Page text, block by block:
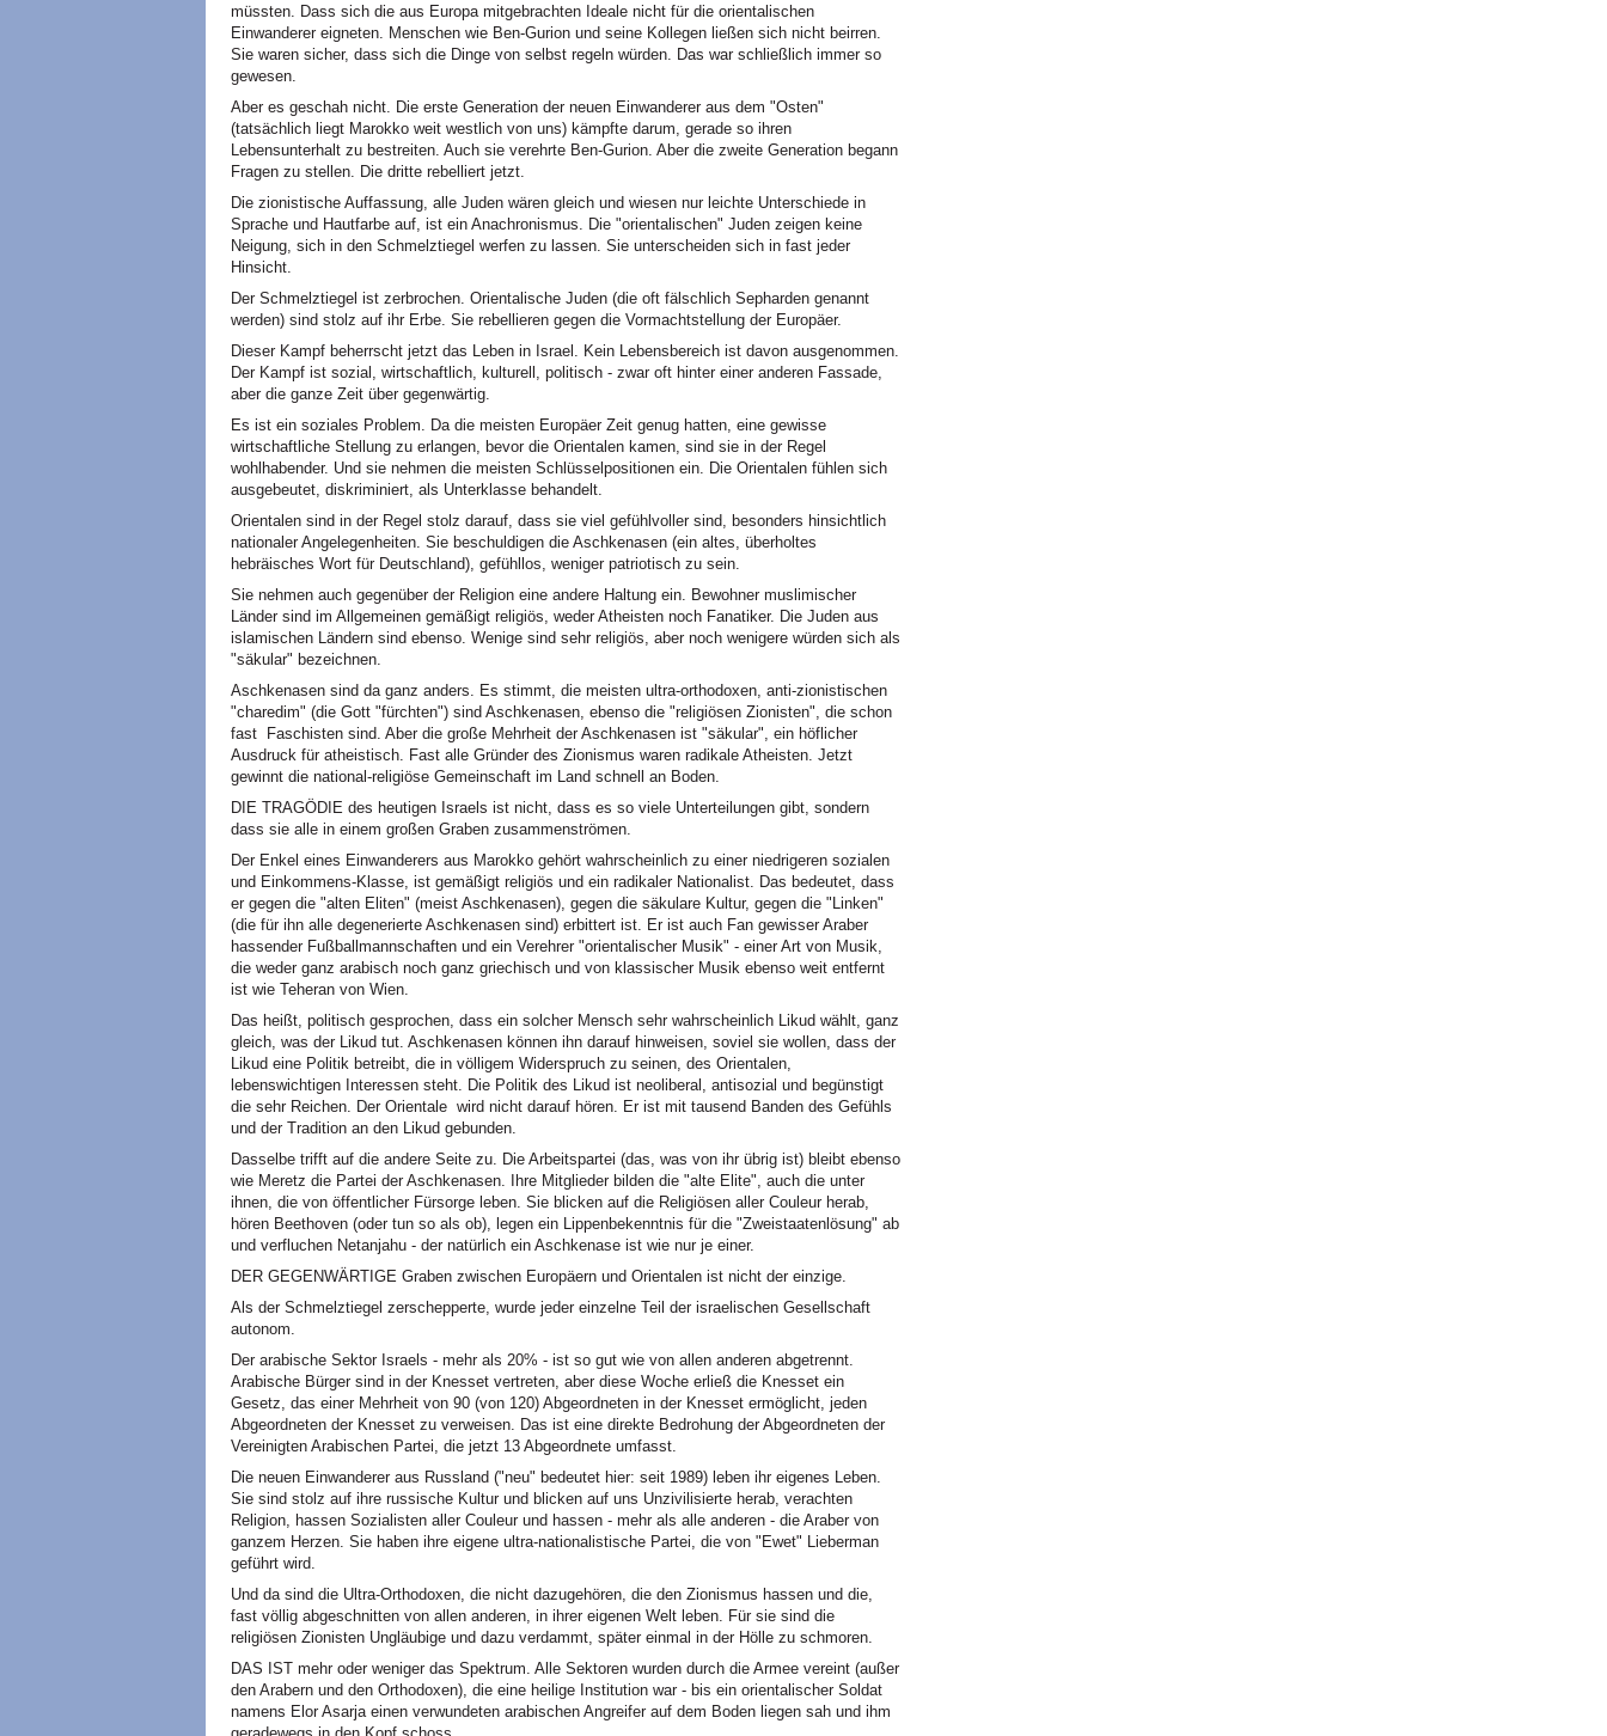
müssten. Dass sich die aus Europa mitgebrachten Ideale nicht für die orientalischen
Einwanderer eigneten. Menschen wie Ben-Gurion und seine Kollegen ließen sich nicht beirren.
Sie waren sicher, dass sich die Dinge von selbst regeln würden. Das war schließlich immer so
gewesen.
Aber es geschah nicht. Die erste Generation der neuen Einwanderer aus dem "Osten"
(tatsächlich liegt Marokko weit westlich von uns) kämpfte darum, gerade so ihren
Lebensunterhalt zu bestreiten. Auch sie verehrte Ben-Gurion. Aber die zweite Generation begann
Fragen zu stellen. Die dritte rebelliert jetzt.
Die zionistische Auffassung, alle Juden wären gleich und wiesen nur leichte Unterschiede in
Sprache und Hautfarbe auf, ist ein Anachronismus. Die "orientalischen" Juden zeigen keine
Neigung, sich in den Schmelztiegel werfen zu lassen. Sie unterscheiden sich in fast jeder
Hinsicht.
Der Schmelztiegel ist zerbrochen. Orientalische Juden (die oft fälschlich Sepharden genannt
werden) sind stolz auf ihr Erbe. Sie rebellieren gegen die Vormachtstellung der Europäer.
Dieser Kampf beherrscht jetzt das Leben in Israel. Kein Lebensbereich ist davon ausgenommen.
Der Kampf ist sozial, wirtschaftlich, kulturell, politisch - zwar oft hinter einer anderen Fassade,
aber die ganze Zeit über gegenwärtig.
Es ist ein soziales Problem. Da die meisten Europäer Zeit genug hatten, eine gewisse
wirtschaftliche Stellung zu erlangen, bevor die Orientalen kamen, sind sie in der Regel
wohlhabender. Und sie nehmen die meisten Schlüsselpositionen ein. Die Orientalen fühlen sich
ausgebeutet, diskriminiert, als Unterklasse behandelt.
Orientalen sind in der Regel stolz darauf, dass sie viel gefühlvoller sind, besonders hinsichtlich
nationaler Angelegenheiten. Sie beschuldigen die Aschkenasen (ein altes, überholtes
hebräisches Wort für Deutschland), gefühllos, weniger patriotisch zu sein.
Sie nehmen auch gegenüber der Religion eine andere Haltung ein. Bewohner muslimischer
Länder sind im Allgemeinen gemäßigt religiös, weder Atheisten noch Fanatiker. Die Juden aus
islamischen Ländern sind ebenso. Wenige sind sehr religiös, aber noch wenigere würden sich als
"säkular" bezeichnen.
Aschkenasen sind da ganz anders. Es stimmt, die meisten ultra-orthodoxen, anti-zionistischen
"charedim" (die Gott "fürchten") sind Aschkenasen, ebenso die "religiösen Zionisten", die schon
fast Faschisten sind. Aber die große Mehrheit der Aschkenasen ist "säkular", ein höflicher
Ausdruck für atheistisch. Fast alle Gründer des Zionismus waren radikale Atheisten. Jetzt
gewinnt die national-religiöse Gemeinschaft im Land schnell an Boden.
DIE TRAGÖDIE des heutigen Israels ist nicht, dass es so viele Unterteilungen gibt, sondern
dass sie alle in einem großen Graben zusammenströmen.
Der Enkel eines Einwanderers aus Marokko gehört wahrscheinlich zu einer niedrigeren sozialen
und Einkommens-Klasse, ist gemäßigt religiös und ein radikaler Nationalist. Das bedeutet, dass
er gegen die "alten Eliten" (meist Aschkenasen), gegen die säkulare Kultur, gegen die "Linken"
(die für ihn alle degenerierte Aschkenasen sind) erbittert ist. Er ist auch Fan gewisser Araber
hassender Fußballmannschaften und ein Verehrer "orientalischer Musik" - einer Art von Musik,
die weder ganz arabisch noch ganz griechisch und von klassischer Musik ebenso weit entfernt
ist wie Teheran von Wien.
Das heißt, politisch gesprochen, dass ein solcher Mensch sehr wahrscheinlich Likud wählt, ganz
gleich, was der Likud tut. Aschkenasen können ihn darauf hinweisen, soviel sie wollen, dass der
Likud eine Politik betreibt, die in völligem Widerspruch zu seinen, des Orientalen,
lebenswichtigen Interessen steht. Die Politik des Likud ist neoliberal, antisozial und begünstigt
die sehr Reichen. Der Orientale wird nicht darauf hören. Er ist mit tausend Banden des Gefühls
und der Tradition an den Likud gebunden.
Dasselbe trifft auf die andere Seite zu. Die Arbeitspartei (das, was von ihr übrig ist) bleibt ebenso
wie Meretz die Partei der Aschkenasen. Ihre Mitglieder bilden die "alte Elite", auch die unter
ihnen, die von öffentlicher Fürsorge leben. Sie blicken auf die Religiösen aller Couleur herab,
hören Beethoven (oder tun so als ob), legen ein Lippenbekenntnis für die "Zweistaatenlösung" ab
und verfluchen Netanjahu - der natürlich ein Aschkenase ist wie nur je einer.
DER GEGENWÄRTIGE Graben zwischen Europäern und Orientalen ist nicht der einzige.
Als der Schmelztiegel zerschepperte, wurde jeder einzelne Teil der israelischen Gesellschaft
autonom.
Der arabische Sektor Israels - mehr als 20% - ist so gut wie von allen anderen abgetrennt.
Arabische Bürger sind in der Knesset vertreten, aber diese Woche erließ die Knesset ein
Gesetz, das einer Mehrheit von 90 (von 120) Abgeordneten in der Knesset ermöglicht, jeden
Abgeordneten der Knesset zu verweisen. Das ist eine direkte Bedrohung der Abgeordneten der
Vereinigten Arabischen Partei, die jetzt 13 Abgeordnete umfasst.
Die neuen Einwanderer aus Russland ("neu" bedeutet hier: seit 1989) leben ihr eigenes Leben.
Sie sind stolz auf ihre russische Kultur und blicken auf uns Unzivilisierte herab, verachten
Religion, hassen Sozialisten aller Couleur und hassen - mehr als alle anderen - die Araber von
ganzem Herzen. Sie haben ihre eigene ultra-nationalistische Partei, die von "Ewet" Lieberman
geführt wird.
Und da sind die Ultra-Orthodoxen, die nicht dazugehören, die den Zionismus hassen und die,
fast völlig abgeschnitten von allen anderen, in ihrer eigenen Welt leben. Für sie sind die
religiösen Zionisten Ungläubige und dazu verdammt, später einmal in der Hölle zu schmoren.
DAS IST mehr oder weniger das Spektrum. Alle Sektoren wurden durch die Armee vereint (außer
den Arabern und den Orthodoxen), die eine heilige Institution war - bis ein orientalischer Soldat
namens Elor Asarja einen verwundeten arabischen Angreifer auf dem Boden liegen sah und ihm